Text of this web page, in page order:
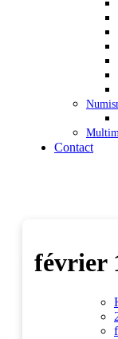
Contact
février